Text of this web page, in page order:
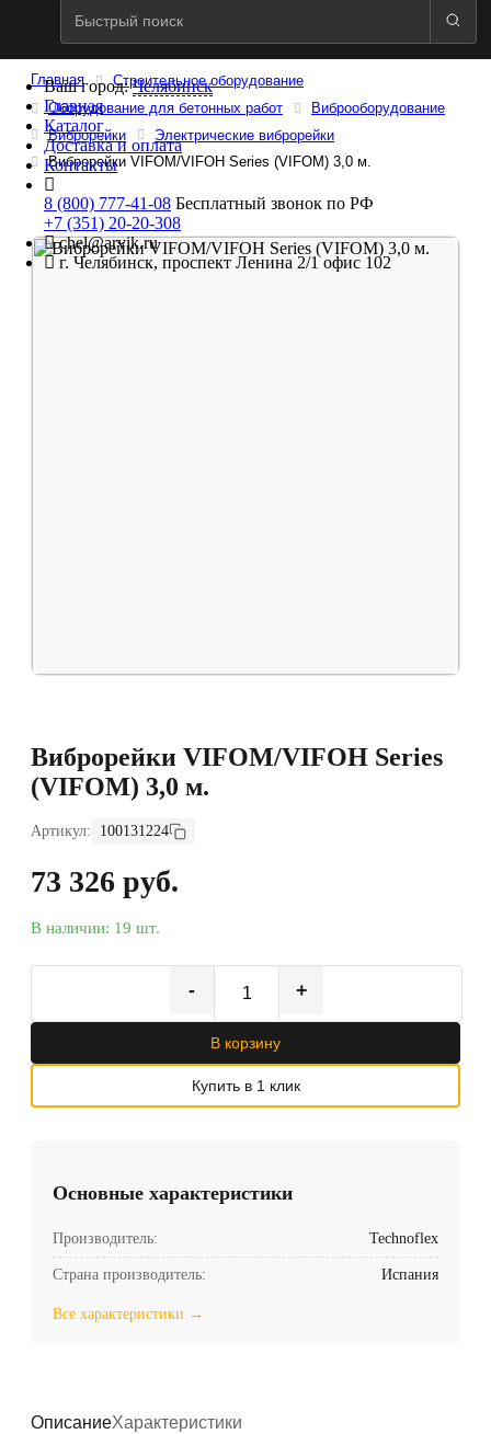
Ваш город:Челябинск
Главная
Каталог
Доставка и оплата
Контакты
8 (800) 777-41-08 Бесплатный звонок по РФ
+7 (351) 20-20-308
chel@arvik.ru
г. Челябинск, проспект Ленина 2/1 офис 102
Главная
Строительное оборудование
Оборудование для бетонных работ
Виброоборудование
Виброрейки
Электрические виброрейки
Виброрейки VIFOM/VIFOH Series (VIFOM) 3,0 м.
Виброрейки VIFOM/VIFOH Series
(VIFOM) 3,0 м.
Артикул: 100131224
73 326 руб.
В наличии: 19 шт.
- +
В корзину
Купить в 1 клик
Основные характеристики
Производитель: Technoflex
Страна производитель: Испания
Все характеристики →
ОписаниеХарактеристики